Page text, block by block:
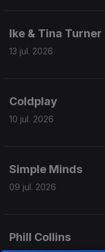
Ike & Tina Turner
13 jul. 2026
Coldplay
10 jul. 2026
Simple Minds
09 jul. 2026
Phill Collins